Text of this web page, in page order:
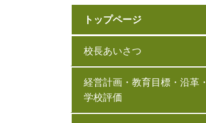
トップページ
校長あいさつ
経営計画・教育目標・沿革・
学校評価